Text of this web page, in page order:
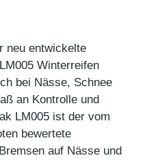
neu entwickelte
Winterreifen
bei Nässe, Schnee
an Kontrolle und
LM005 ist der vom
bewertete
auf Nässe und